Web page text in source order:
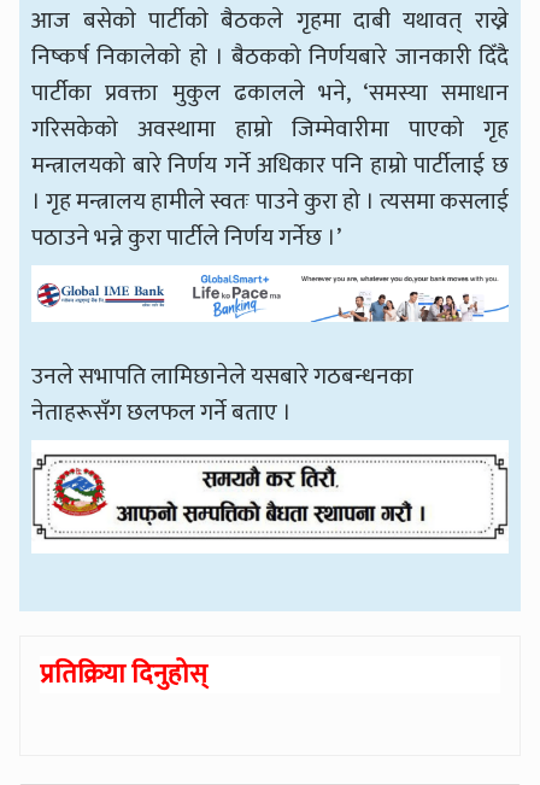
आज बसेकाे पार्टीकाे बैठकले गृहमा दाबी यथावत् राख्ने
निष्कर्ष निकालेकाे हाे । बैठकको निर्णयबारे जानकारी दिँदै
पार्टीका प्रवक्ता मुकुल ढकालले भने, ‘समस्या समाधान
गरिसकेको अवस्थामा हाम्रो जिम्मेवारीमा पाएको गृह
मन्त्रालयको बारे निर्णय गर्ने अधिकार पनि हाम्रो पार्टीलाई छ
। गृह मन्त्रालय हामीले स्वतः पाउने कुरा हो । त्यसमा कसलाई
पठाउने भन्ने कुरा पार्टीले निर्णय गर्नेछ ।’
उनले सभापति लामिछानेले यसबारे गठबन्धनका
नेताहरूसँग छलफल गर्ने बताए ।
प्रतिक्रिया दिनुहोस्